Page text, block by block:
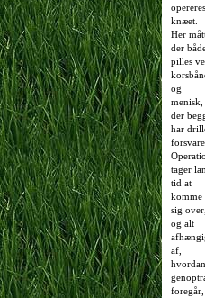
knæet.
Her
der
pilles
og
menisk,
der
har
tager
tid at
komme
sig over,
og alt
af,
hvordan
foregår,